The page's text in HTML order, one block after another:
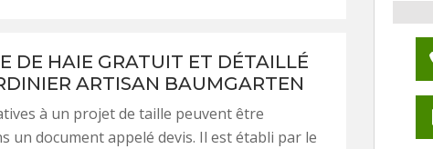
DE HAIE GRATUIT ET DÉTAILLÉ
ARTISAN BAUMGARTEN
à un projet de taille peuvent être
un document appelé devis. Il est établi par le